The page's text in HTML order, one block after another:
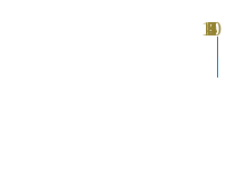
1
2
3
4
5
6
7
8
9
10